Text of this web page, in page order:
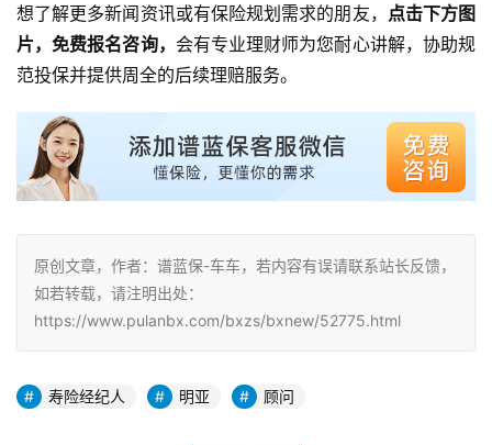
想了解更多新闻资讯或有保险规划需求的朋友， 点击下方图
片，免费报名咨询， 会有专业理财师为您耐心讲解，协助规
范投保并提供周全的后续理赔服务。
原创文章，作者：谱蓝保-车车，若内容有误请联系站长反馈，
如若转载，请注明出处：
https://www.pulanbx.com/bxzs/bxnew/52775.html
寿险经纪人 明亚 顾问